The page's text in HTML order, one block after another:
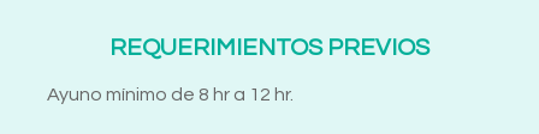
REQUERIMIENTOS PREVIOS
Ayuno mínimo de 8 hr a 12 hr.